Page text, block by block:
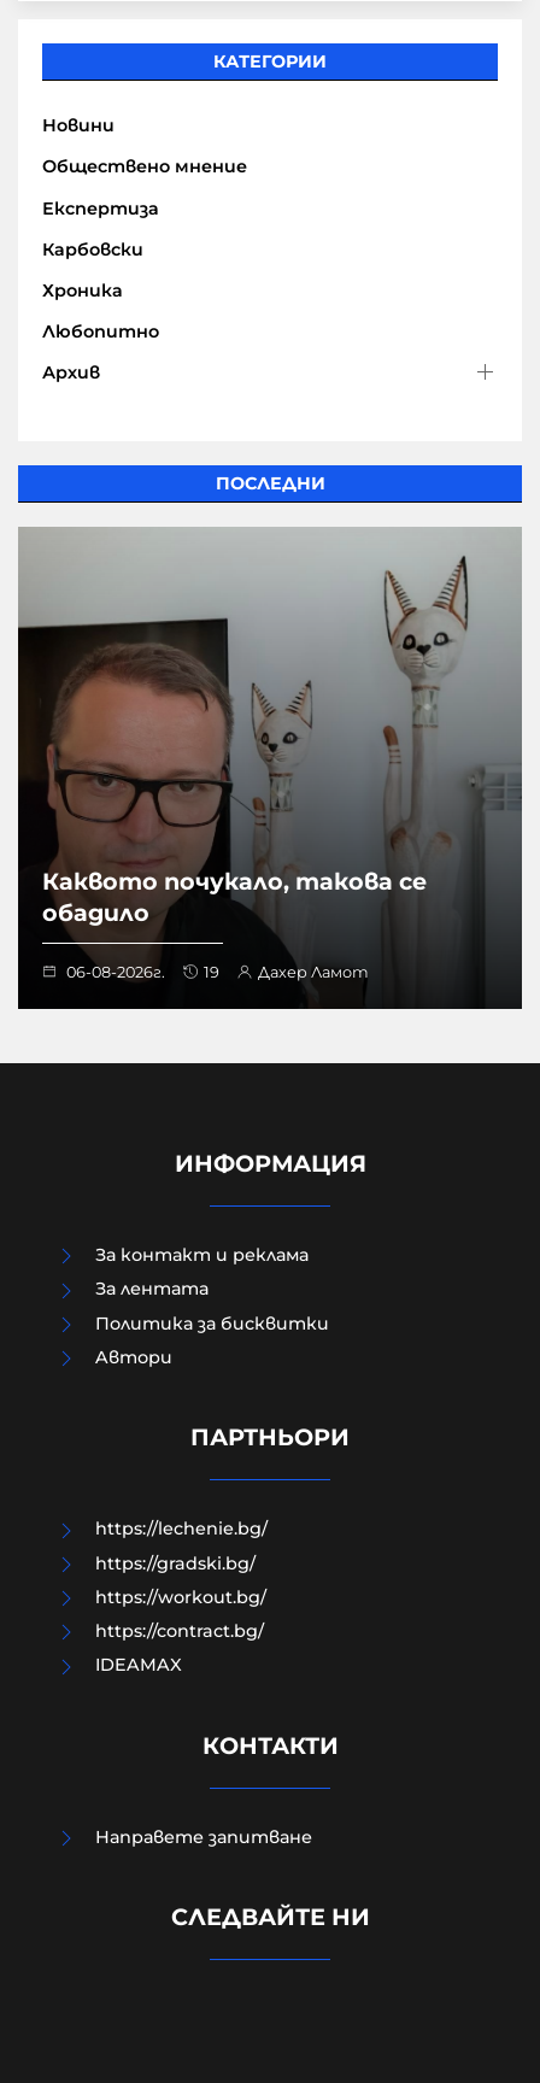
КАТЕГОРИИ
Новини
Обществено мнение
Експертиза
Карбовски
Хроника
Любопитно
Архив
ПОСЛЕДНИ
Каквото почукало, такова се
обадило
06-08-2026г. 19 Дахер Ламот
пожар на АМ "Тракия"
Нови свидетелства за скандала в
Банско: Местни жители
поведение на еврейските
ИНФОРМАЦИЯ
За контакт и реклама
За лентата
Политика за бисквитки
Aвтори
ПАРТНЬОРИ
https://lechenie.bg/
https://gradski.bg/
https://workout.bg/
https://contract.bg/
IDEAMAX
КОНТАКТИ
Направете запитване
СЛЕДВАЙТЕ НИ